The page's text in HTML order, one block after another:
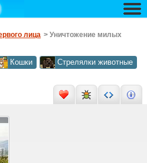
лица > Уничтожение милых
Кошки Стрелялки животные